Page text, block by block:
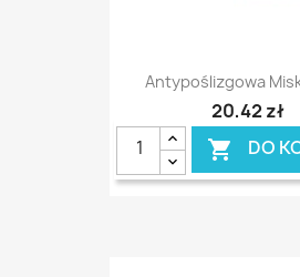
Antypoślizgowa
20,42 zł
 DO